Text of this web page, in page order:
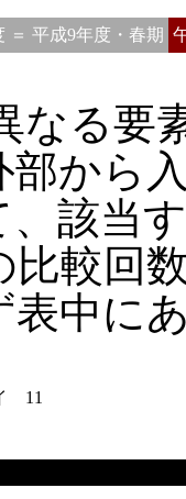
＝ 平成9年度・春期
なる要
部から
、該当
較回
表中に
11